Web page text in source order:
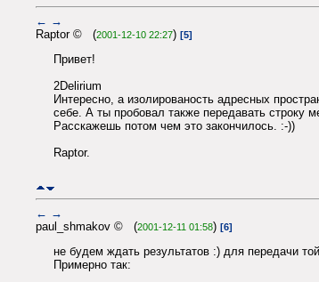
← →
Raptor © (2001-12-10 22:27) [5]
Привет!
2Delirium
Интересно, а изолированость адресных
себе. А ты пробовал также передавать
Расскажешь потом чем это закончилось. :-))
Raptor.
← →
paul_shmakov © (2001-12-11 01:58) [6]
не будем ждать результатов :) для передачи
Примерно так: